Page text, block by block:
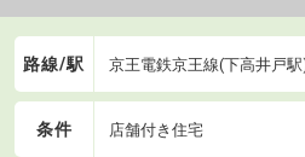
路線/駅 京王電鉄京王線(下高井戸駅
条件 店舗付き住宅